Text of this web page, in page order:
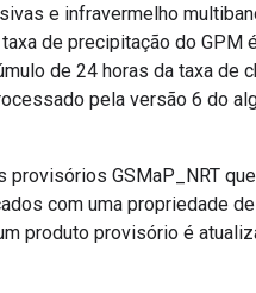
e infravermelho
de precipitação do
de 24 horas da taxa
pela versão 6 do
provisórios GSMaP_NRT
com uma propriedade
produto provisório é